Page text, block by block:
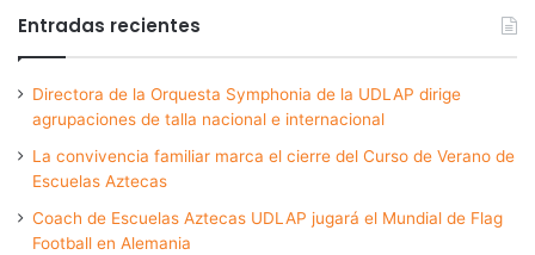
Entradas recientes
Directora de la Orquesta Symphonia de la UDLAP dirige
agrupaciones de talla nacional e internacional
La convivencia familiar marca el cierre del Curso de Verano de
Escuelas Aztecas
Coach de Escuelas Aztecas UDLAP jugará el Mundial de Flag
Football en Alemania